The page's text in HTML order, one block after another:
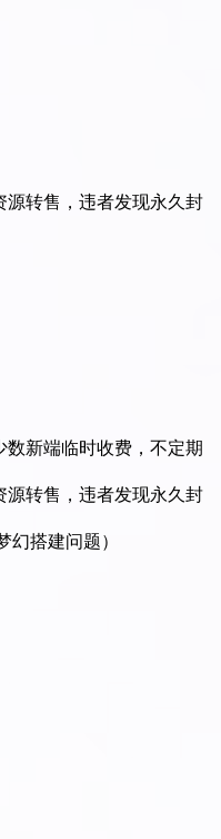
源转售，违者发现永久封
新端临时收费，不定期
源转售，违者发现永久封
幻搭建问题）